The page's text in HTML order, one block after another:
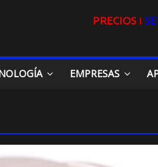
PRECIOS ǀ
EMPRESAS